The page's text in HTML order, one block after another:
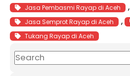
Jasa Pembasmi Rayap di Aceh ,
Jasa Semprot Rayap di Aceh ,
Tukang Rayap di Aceh